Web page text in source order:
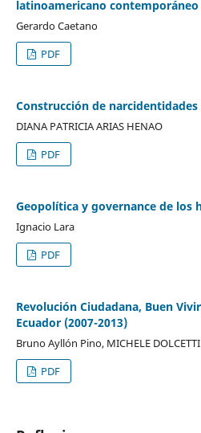
latinoamericano contemporáneo
Gerardo Caetano
PDF
Construcción de
DIANA PATRICIA ARIAS HENAO
PDF
Geopolítica y governance de los
Ignacio Lara
PDF
Revolución Ciudadana, Buen
Ecuador (2007-2013)
Bruno Ayllón Pino, MICHELE DOLCETTI
PDF